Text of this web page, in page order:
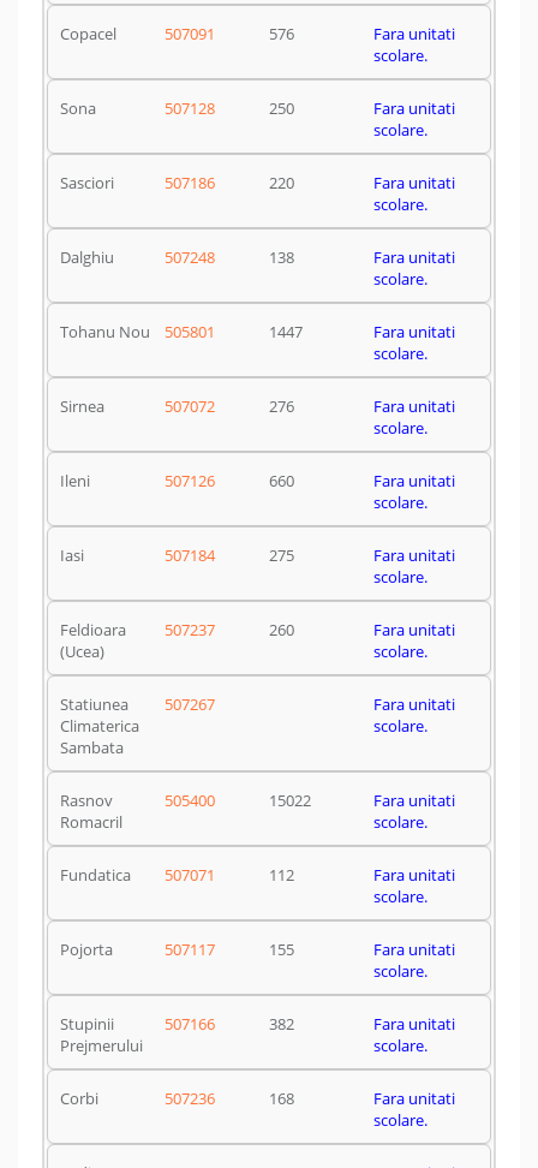
Copacel 507091 576
Fara unitati
scolare.
Sona 507128 250
Fara unitati
scolare.
Sasciori 507186 220
Fara unitati
scolare.
Dalghiu 507248 138
Fara unitati
scolare.
Tohanu Nou 505801 1447
Fara unitati
scolare.
Sirnea 507072 276
Fara unitati
scolare.
Ileni 507126 660
Fara unitati
scolare.
Iasi 507184 275
Fara unitati
scolare.
Feldioara
(Ucea)
507237 260
Fara unitati
scolare.
Statiunea
Climaterica
Sambata
507267
Fara unitati
scolare.
Rasnov
Romacril
505400 15022
Fara unitati
scolare.
Fundatica 507071 112
Fara unitati
scolare.
Pojorta 507117 155
Fara unitati
scolare.
Stupinii
Prejmerului
507166 382
Fara unitati
scolare.
Corbi 507236 168
Fara unitati
scolare.